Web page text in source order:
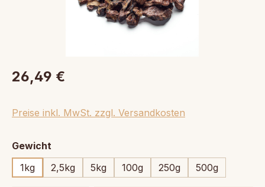
26,49 €
Preise inkl. MwSt. zzgl. Versandkosten
Gewicht
1kg
2,5kg 5kg 100g 250g 500g